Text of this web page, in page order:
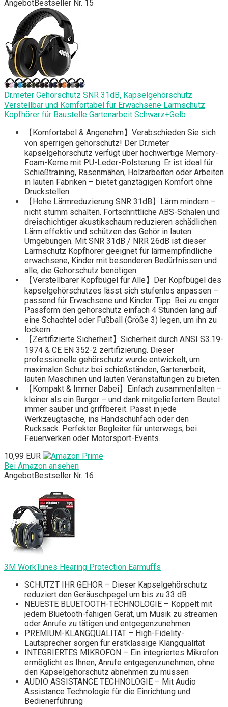
AngebotBestseller Nr. 15
Dr.meter Gehörschutz SNR 31dB, Kapselgehörschutz
Verstellbar und Komfortabel für Erwachsene Lärmschutz
Kopfhörer für Baustelle Gartenarbeit Schwarz+Gelb
【Komfortabel & Angenehm】Verabschieden Sie sich
von sperrigen gehörschutz! Der Dr.meter
kapselgehörschutz verfügt über hochwertige Memory-
Foam-Kerne mit PU-Leder-Polsterung. Er ist ideal für
Schießtraining, Rasenmähen, Holzarbeiten oder Arbeiten
in lauten Fabriken – bietet ganztägigen Komfort ohne
Druckstellen.
【Hohe Lärmreduzierung SNR 31dB】Lärm mindern –
nicht stumm schalten. Fortschrittliche ABS-Schalen und
dreischichtiger akustikschaum reduzieren schädlichen
Lärm effektiv und schützen das Gehör in lauten
Umgebungen. Mit SNR 31dB / NRR 26dB ist dieser
Lärmschutz Kopfhörer geeignet für lärmempfindliche
erwachsene, Kinder mit besonderen Bedürfnissen und
alle, die Gehörschutz benötigen.
【Verstellbarer Kopfbügel für Alle】Der Kopfbügel des
kapselgehörschutzes lässt sich stufenlos anpassen –
passend für Erwachsene und Kinder. Tipp: Bei zu enger
Passform den gehörschutz einfach 4 Stunden lang auf
eine Schachtel oder Fußball (Größe 3) legen, um ihn zu
lockern.
【Zertifizierte Sicherheit】Sicherheit durch ANSI S3.19-
1974 & CE EN 352-2 zertifizierung. Dieser
professionelle gehörschutz wurde entwickelt, um
maximalen Schutz bei schießständen, Gartenarbeit,
lauten Maschinen und lauten Veranstaltungen zu bieten.
【Kompakt & Immer Dabei】Einfach zusammenfalten –
kleiner als ein Burger – und dank mitgeliefertem Beutel
immer sauber und griffbereit. Passt in jede
Werkzeugtasche, ins Handschuhfach oder den
Rucksack. Perfekter Begleiter für unterwegs, bei
Feuerwerken oder Motorsport-Events.
10,99 EUR
Bei Amazon ansehen
AngebotBestseller Nr. 16
3M WorkTunes Hearing Protection Earmuffs
SCHÜTZT IHR GEHÖR – Dieser Kapselgehörschutz
reduziert den Geräuschpegel um bis zu 33 dB
NEUESTE BLUETOOTH-TECHNOLOGIE – Koppelt mit
jedem Bluetooth-fähigen Gerät, um Musik zu streamen
oder Anrufe zu tätigen und entgegenzunehmen
PREMIUM-KLANGQUALITÄT – High-Fidelity-
Lautsprecher sorgen für erstklassige Klangqualität
INTEGRIERTES MIKROFON – Ein integriertes Mikrofon
ermöglicht es Ihnen, Anrufe entgegenzunehmen, ohne
den Kapselgehörschutz abnehmen zu müssen
AUDIO ASSISTANCE TECHNOLOGIE – Mit Audio
Assistance Technologie für die Einrichtung und
Bedienerführung